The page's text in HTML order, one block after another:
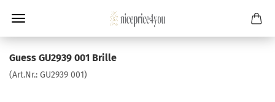
Guess GU2939 001 Brille
(Art.Nr.: GU2939 001)